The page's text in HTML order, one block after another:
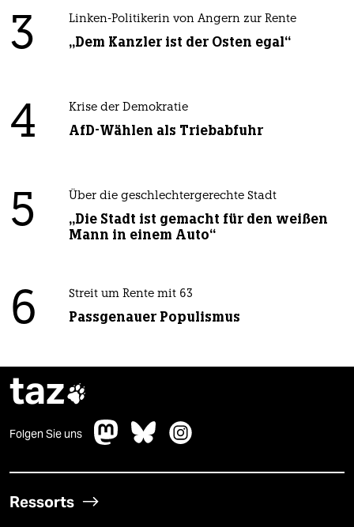
3 Linken-Politikerin von Angern zur Rente
„Dem Kanzler ist der Osten egal“
4 Krise der Demokratie
AfD-Wählen als Triebabfuhr
5 Über die geschlechtergerechte Stadt
„Die Stadt ist gemacht für den weißen
Mann in einem Auto“
6 Streit um Rente mit 63
Passgenauer Populismus
taz
Folgen Sie uns
Ressorts